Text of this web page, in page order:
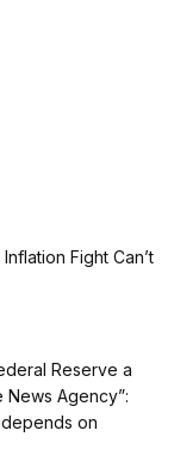
Fight Can’t
Reserve a
News Agency”:
on